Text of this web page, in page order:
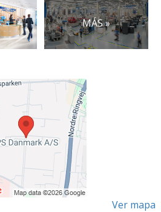
MÁS »
Ver mapa